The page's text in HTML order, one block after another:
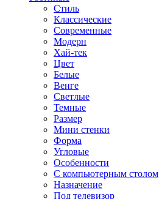
Стиль
Классические
Современные
Модерн
Хай-тек
Цвет
Белые
Венге
Светлые
Темные
Размер
Мини стенки
Форма
Угловые
Особенности
С компьютерным столом
Назначение
Под телевизор